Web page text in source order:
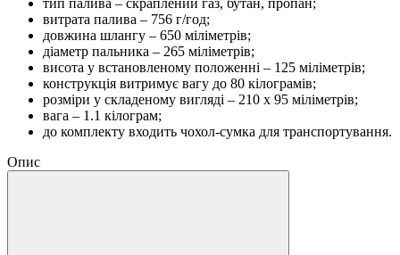
витрата палива – 756 г/год;
довжина шлангу – 650 міліметрів;
діаметр пальника – 265 міліметрів;
висота у встановленому положенні – 125 міліметрів;
конструкція витримує вагу до 80 кілограмів;
розміри у складеному вигляді – 210 х 95 міліметрів;
вага – 1.1 кілограм;
до комплекту входить чохол-сумка для транспортування.
Опис